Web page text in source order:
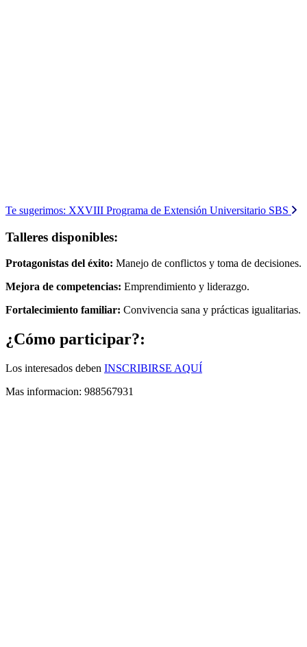
Te sugerimos: XXVIII Programa de Extensión Universitario SBS
Talleres disponibles:
Protagonistas del éxito: Manejo de conflictos y toma de decisiones.
Mejora de competencias: Emprendimiento y liderazgo.
Fortalecimiento familiar: Convivencia sana y prácticas igualitarias.
¿Cómo participar?:
Los interesados deben INSCRIBIRSE AQUÍ
Mas informacion: 988567931